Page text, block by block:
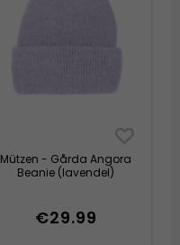
Mützen - Gårda Angora
Beanie (lavendel)
€29.99